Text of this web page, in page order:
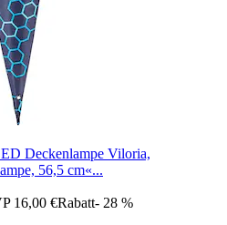
Deckenlampe Viloria,
56,5 cm«...
16,00 €Rabatt- 28 %